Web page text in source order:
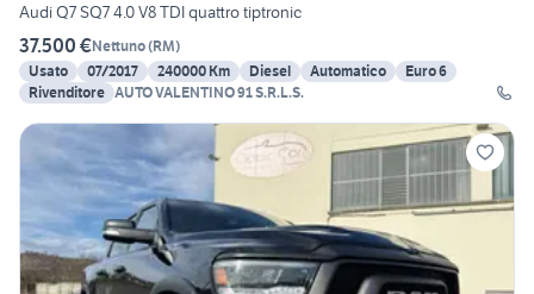
Audi Q7 SQ7 4.0 V8 TDI quattro tiptronic
37.500 €Nettuno(RM)
Usato
07/2017 240000 Km Diesel Automatico
Euro 6
Rivenditore AUTO VALENTINO 91 S.R.L.S.